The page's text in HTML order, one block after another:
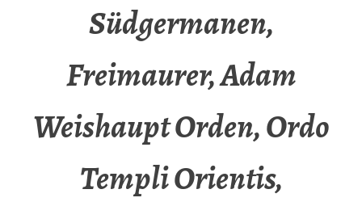
Südgermanen,
Freimaurer, Adam
Weishaupt Orden, Ordo
Templi Orientis,